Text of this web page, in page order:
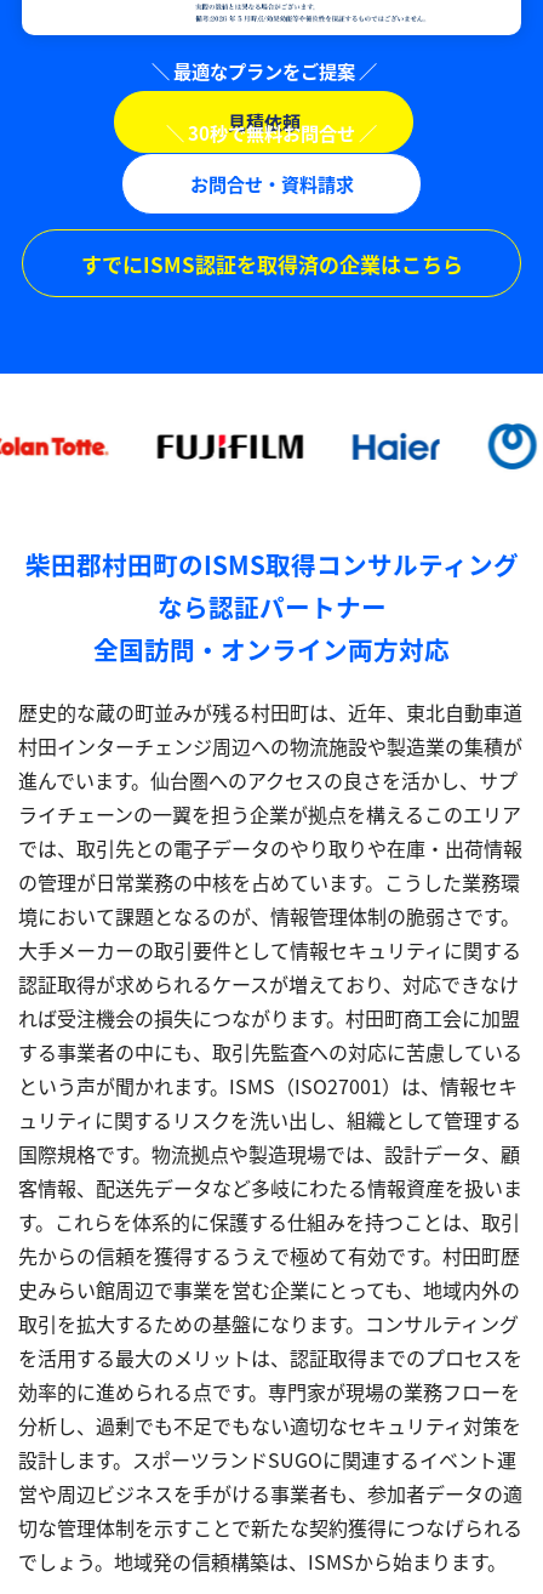
見積依頼
お問合せ・資料請求
すでにISMS認証を取得済の企業はこちら
柴田郡村田町のISMS取得コンサルティング
なら認証パートナー
全国訪問・オンライン両方対応
歴史的な蔵の町並みが残る村田町は、近年、東北自動車道
村田インターチェンジ周辺への物流施設や製造業の集積が
進んでいます。仙台圏へのアクセスの良さを活かし、サプ
ライチェーンの一翼を担う企業が拠点を構えるこのエリア
では、取引先との電子データのやり取りや在庫・出荷情報
の管理が日常業務の中核を占めています。こうした業務環
境において課題となるのが、情報管理体制の脆弱さです。
大手メーカーの取引要件として情報セキュリティに関する
認証取得が求められるケースが増えており、対応できなけ
れば受注機会の損失につながります。村田町商工会に加盟
する事業者の中にも、取引先監査への対応に苦慮している
という声が聞かれます。ISMS（ISO27001）は、情報セキ
ュリティに関するリスクを洗い出し、組織として管理する
国際規格です。物流拠点や製造現場では、設計データ、顧
客情報、配送先データなど多岐にわたる情報資産を扱いま
す。これらを体系的に保護する仕組みを持つことは、取引
先からの信頼を獲得するうえで極めて有効です。村田町歴
史みらい館周辺で事業を営む企業にとっても、地域内外の
取引を拡大するための基盤になります。コンサルティング
を活用する最大のメリットは、認証取得までのプロセスを
効率的に進められる点です。専門家が現場の業務フローを
分析し、過剰でも不足でもない適切なセキュリティ対策を
設計します。スポーツランドSUGOに関連するイベント運
営や周辺ビジネスを手がける事業者も、参加者データの適
切な管理体制を示すことで新たな契約獲得につなげられる
でしょう。地域発の信頼構築は、ISMSから始まります。